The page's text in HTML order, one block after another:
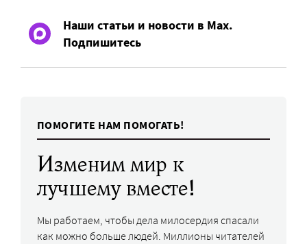
Наши статьи и новости в Max.
Подпишитесь
ПОМОГИТЕ НАМ ПОМОГАТЬ!
Изменим мир к
лучшему вместе!
Мы работаем, чтобы дела милосердия спасали
как можно больше людей. Миллионы читателей